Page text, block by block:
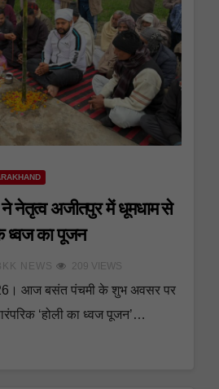
नेतृत्व अजीतपुर में धूमधाम से
ध्वज का पूजन
NEWS 209 VIEWS
आज बसंत पंचमी के शुभ अवसर पर
‘होली का ध्वज पूजन’…